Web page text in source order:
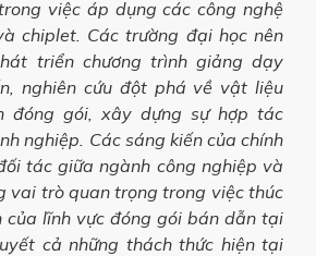
việc áp dụng các công nghệ
chiplet. Các trường đại học nên
triển chương trình giảng dạy
nghiên cứu đột phá về vật liệu
đóng gói, xây dựng sự hợp tác
nghiệp. Các sáng kiến của chính
tác giữa ngành công nghiệp và
vai trò quan trọng trong việc thúc
lĩnh vực đóng gói bán dẫn tại
cả những thách thức hiện tại